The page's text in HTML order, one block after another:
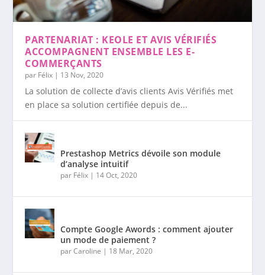
PARTENARIAT : KEOLE ET AVIS VÉRIFIÉS
ACCOMPAGNENT ENSEMBLE LES E-
COMMERÇANTS
par Félix | 13 Nov, 2020
La solution de collecte d’avis clients Avis Vérifiés met
en place sa solution certifiée depuis de...
Prestashop Metrics dévoile son module
d’analyse intuitif
par Félix | 14 Oct, 2020
Compte Google Awords : comment ajouter
un mode de paiement ?
parCaroline | 18 Mar, 2020